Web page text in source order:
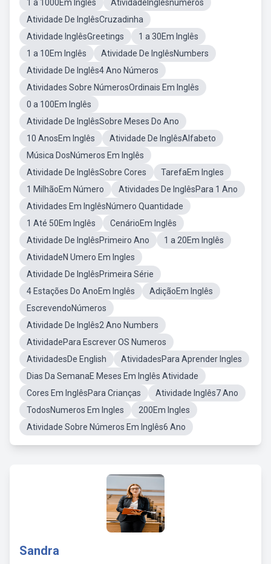
1 a 1000Em Inglês
AtividadeInglêsnumeros
Atividade De InglêsCruzadinha
Atividade InglêsGreetings
1 a 30Em Inglês
1 a 10Em Inglês
Atividade De InglêsNumbers
Atividade De Inglês4 Ano Números
Atividades Sobre NúmerosOrdinais Em Inglês
0 a 100Em Inglês
Atividade De InglêsSobre Meses Do Ano
10 AnosEm Inglês
Atividade De InglêsAlfabeto
Música DosNúmeros Em Inglês
Atividade De InglêsSobre Cores
TarefaEm Ingles
1 MilhãoEm Número
Atividades De InglêsPara 1 Ano
Atividades Em InglêsNúmero Quantidade
1 Até 50Em Inglês
CenárioEm Inglês
Atividade De InglêsPrimeiro Ano
1 a 20Em Inglês
AtividadeN Umero Em Ingles
Atividade De InglêsPrimeira Série
4 Estações Do AnoEm Inglês
AdiçãoEm Inglês
EscrevendoNúmeros
Atividade De Inglês2 Ano Numbers
AtividadePara Escrever OS Numeros
AtividadesDe English
AtividadesPara Aprender Ingles
Dias Da SemanaE Meses Em Inglês Atividade
Cores Em InglêsPara Crianças
Atividade Inglês7 Ano
TodosNumeros Em Ingles
200Em Ingles
Atividade Sobre Números Em Inglês6 Ano
Sandra